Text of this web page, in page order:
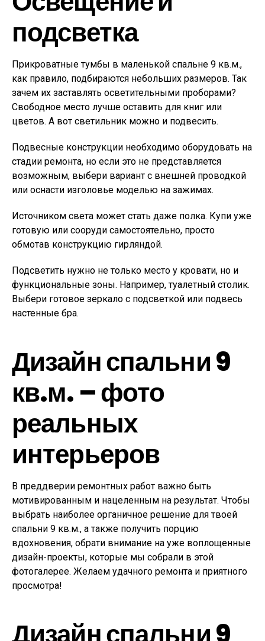
подсветка
Прикроватные тумбы в маленькой спальне 9 кв.м.,
как правило, подбираются небольших размеров. Так
зачем их заставлять осветительными проборами?
Свободное место лучше оставить для книг или
цветов. А вот светильник можно и подвесить.
Подвесные конструкции необходимо оборудовать на
стадии ремонта, но если это не представляется
возможным, выбери вариант с внешней проводкой
или оснасти изголовье моделью на зажимах.
Источником света может стать даже полка. Купи уже
готовую или сооруди самостоятельно, просто
обмотав конструкцию гирляндой.
Подсветить нужно не только место у кровати, но и
функциональные зоны. Например, туалетный столик.
Выбери готовое зеркало с подсветкой или подвесь
настенные бра.
Дизайн спальни 9
кв.м. – фото
реальных
интерьеров
В преддверии ремонтных работ важно быть
мотивированным и нацеленным на результат. Чтобы
выбрать наиболее органичное решение для твоей
спальни 9 кв.м., а также получить порцию
вдохновения, обрати внимание на уже воплощенные
дизайн-проекты, которые мы собрали в этой
фотогалерее. Желаем удачного ремонта и приятного
просмотра!